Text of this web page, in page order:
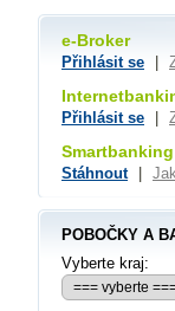
e-Broker
Přihlásit se
Přihlásit se
Smartbanking
Stáhnout
POBOČKY A
Vyberte kraj: